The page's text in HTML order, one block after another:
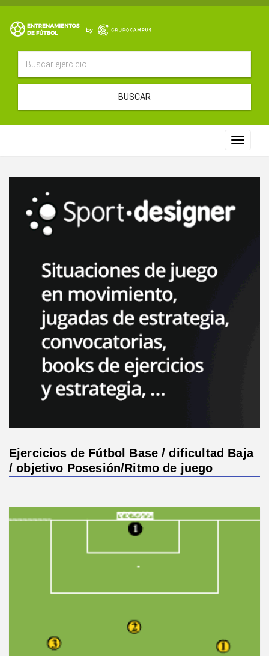
BUSCAR
Toggle
Ejercicios de Fútbol Base / dificultad Baja
/ objetivo Posesión/Ritmo de juego